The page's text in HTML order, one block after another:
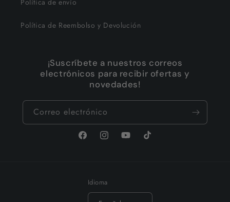
Política de envío
Política de Reembolso y Devolución
¡Suscríbete a nuestros correos
electrónicos para recibir ofertas y
novedades!
Correo electrónico
FacebookInstagramYouTubeTikTok
Idioma